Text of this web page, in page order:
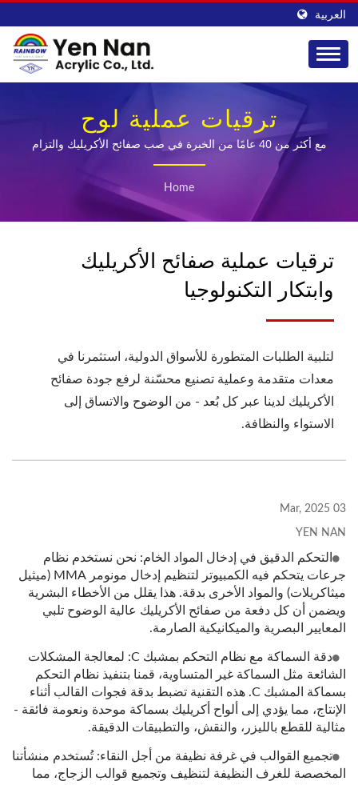
العربية
ترقيات عملية لوح
الأكريليك وابتكار
التكنولوجيا | توريد أنابيب
وأعمدة الأكريليك للصناعة
- YEN NAN
مع أكثر من 40 عامًا من الخبرة في صب صفائح الأكريليك والتزام
الرائدة في تصنيع صفائح الأكريليك في آسيا.
Home
ترقيات عملية صفائح الأكريليك
وابتكار التكنولوجيا
لتلبية الطلبات المتطورة للأسواق الدولية، استثمرنا في
معدات متقدمة وعملية تصنيع محسّنة لرفع جودة صفائح
الأكريليك لدينا عبر كل بُعد - من الوضوح والاتساق إلى
الاستواء والنظافة.
03 Mar, 2025
YEN NAN
التحكم الدقيق في إدخال المواد الخام: نحن نستخدم نظام
جرعات يتحكم فيه الكمبيوتر لتنظيم إدخال مونومر MMA (ميثيل
ميثاكريلات) والمواد الأخرى بدقة. هذا يقلل من الأخطاء البشرية
ويضمن أن كل دفعة من صفائح الأكريليك عالية الوضوح تلبي
المعايير البصرية والميكانيكية الصارمة.
دقة السماكة مع نظام التحكم بمشبك C: لمعالجة المشكلات
الشائعة مثل السماكة غير المتساوية، قمنا بتنفيذ نظام التحكم
بسماكة المشبك C. هذه التقنية تضبط بدقة فجوات القالب أثناء
الإنتاج، مما يؤدي إلى ألواح أكريليك بسماكة موحدة ونعومة فائقة -
مثالية للقطع بالليزر، والنقش، والتطبيقات الدقيقة.
تجميع القوالب في غرفة نظيفة من أجل النقاء: تُستخدم منشأتنا
المخصصة للغرف النظيفة لتنظيف وتجميع قوالب الزجاج، مما